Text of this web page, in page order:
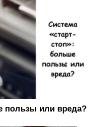
пользы или вреда?